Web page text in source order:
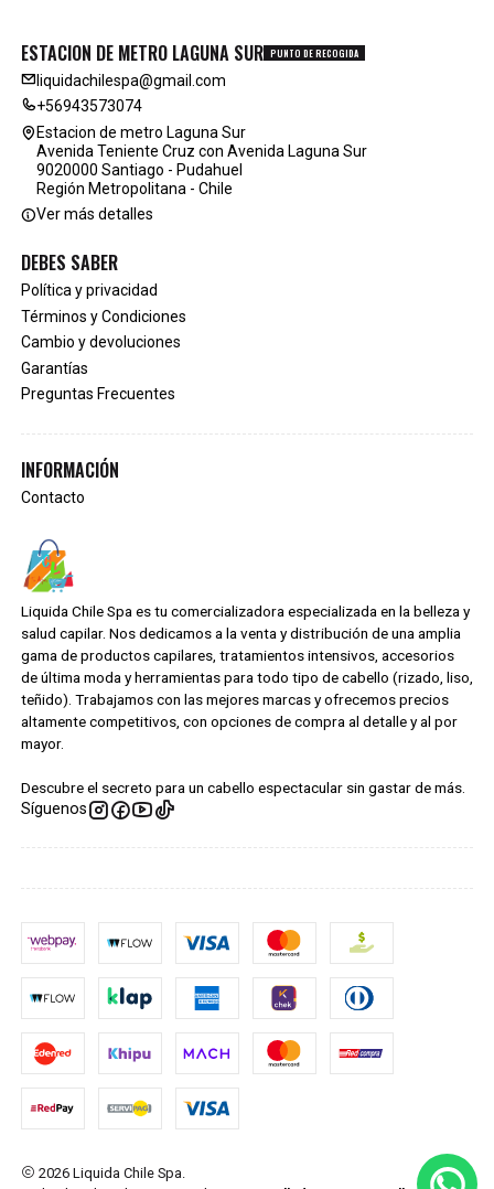
ESTACION DE METRO LAGUNA SUR PUNTO DE RECOGIDA
liquidachilespa@gmail.com
+56943573074
Estacion de metro Laguna Sur
Avenida Teniente Cruz con Avenida Laguna Sur
9020000 Santiago - Pudahuel
Región Metropolitana - Chile
Ver más detalles
DEBES SABER
Política y privacidad
Términos y Condiciones
Cambio y devoluciones
Garantías
Preguntas Frecuentes
INFORMACIÓN
Contacto
Liquida Chile Spa es tu comercializadora especializada en la belleza y
salud capilar. Nos dedicamos a la venta y distribución de una amplia
gama de productos capilares, tratamientos intensivos, accesorios
de última moda y herramientas para todo tipo de cabello (rizado, liso,
teñido). Trabajamos con las mejores marcas y ofrecemos precios
altamente competitivos, con opciones de compra al detalle y al por
mayor.
Descubre el secreto para un cabello espectacular sin gastar de más.
Síguenos
2026 Liquida Chile Spa.